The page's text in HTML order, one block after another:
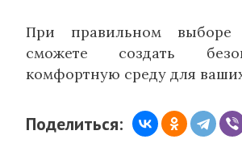
При правильном
сможете создать
комфортную среду для
Поделиться: